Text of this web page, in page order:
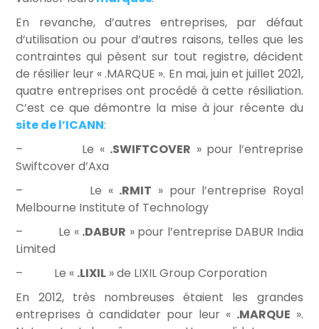
En revanche, d’autres entreprises, par défaut
d’utilisation ou pour d’autres raisons, telles que les
contraintes qui pèsent sur tout registre, décident
de résilier leur « .MARQUE ». En mai, juin et juillet 2021,
quatre entreprises ont procédé à cette résiliation.
C’est ce que démontre la mise à jour récente du
site de l’ICANN:
– Le « .SWIFTCOVER » pour l’entreprise
Swiftcover d’Axa
– Le « .RMIT » pour l’entreprise Royal
Melbourne Institute of Technology
– Le « .DABUR » pour l’entreprise DABUR India
Limited
– Le « .LIXIL » de LIXIL Group Corporation
En 2012, très nombreuses étaient les grandes
entreprises à candidater pour leur « .MARQUE ».